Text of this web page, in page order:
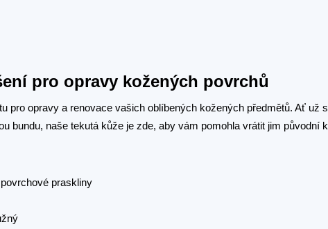
pro opravy kožených povrchů
pro opravy a renovace vašich oblíbených kožených předmětů. Ať už
bundu, naše tekutá kůže je zde, aby vám pomohla vrátit jim původní
praskliny